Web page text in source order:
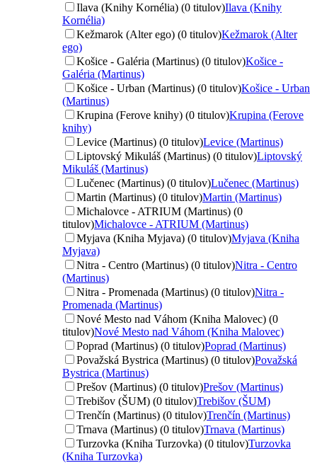
Ilava (Knihy Kornélia) (0 titulov)Ilava (Knihy
Kornélia)
Kežmarok (Alter ego) (0 titulov)Kežmarok (Alter
ego)
Košice - Galéria (Martinus) (0 titulov)Košice -
Galéria (Martinus)
Košice - Urban (Martinus) (0 titulov)Košice - Urban
(Martinus)
Krupina (Ferove knihy) (0 titulov)Krupina (Ferove
knihy)
Levice (Martinus) (0 titulov)Levice (Martinus)
Liptovský Mikuláš (Martinus) (0 titulov)Liptovský
Mikuláš (Martinus)
Lučenec (Martinus) (0 titulov)Lučenec (Martinus)
Martin (Martinus) (0 titulov)Martin (Martinus)
Michalovce - ATRIUM (Martinus) (0
titulov)Michalovce - ATRIUM (Martinus)
Myjava (Kniha Myjava) (0 titulov)Myjava (Kniha
Myjava)
Nitra - Centro (Martinus) (0 titulov)Nitra - Centro
(Martinus)
Nitra - Promenada (Martinus) (0 titulov)Nitra -
Promenada (Martinus)
Nové Mesto nad Váhom (Kniha Malovec) (0
titulov)Nové Mesto nad Váhom (Kniha Malovec)
Poprad (Martinus) (0 titulov)Poprad (Martinus)
Považská Bystrica (Martinus) (0 titulov)Považská
Bystrica (Martinus)
Prešov (Martinus) (0 titulov)Prešov (Martinus)
Trebišov (ŠUM) (0 titulov)Trebišov (ŠUM)
Trenčín (Martinus) (0 titulov)Trenčín (Martinus)
Trnava (Martinus) (0 titulov)Trnava (Martinus)
Turzovka (Kniha Turzovka) (0 titulov)Turzovka
(Kniha Turzovka)